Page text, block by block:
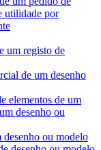
utilidade por
um registo de
de um desenho
elementos de um
desenho ou
desenho ou modelo